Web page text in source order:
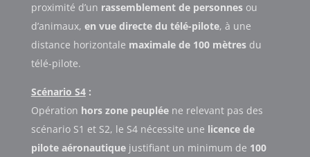
proximité d’un rassemblement de personnesou
d’animaux, en vue directe du télé-pilote, à une
distance horizontale maximale de 100 mètresdu
télé-pilote.
Scénario S4:
Opération hors zone peupléene relevant pas des
scénario S1 et S2, le S4 nécessite une licence de
pilote aéronautiquejustifiant un minimum de 100